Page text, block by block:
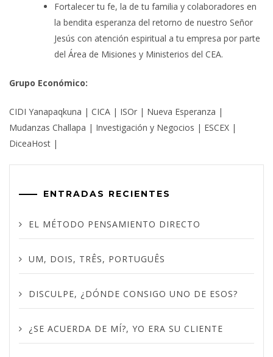
Fortalecer tu fe, la de tu familia y colaboradores en
la bendita esperanza del retorno de nuestro Señor
Jesús con atención espiritual a tu empresa por parte
del Área de Misiones y Ministerios del CEA.
Grupo Económico:
CIDI Yanapaqkuna | CICA | ISOr | Nueva Esperanza |
Mudanzas Challapa | Investigación y Negocios | ESCEX |
DiceaHost |
ENTRADAS RECIENTES
EL MÉTODO PENSAMIENTO DIRECTO
UM, DOIS, TRÊS, PORTUGUÊS
DISCULPE, ¿DÓNDE CONSIGO UNO DE ESOS?
¿SE ACUERDA DE MÍ?, YO ERA SU CLIENTE